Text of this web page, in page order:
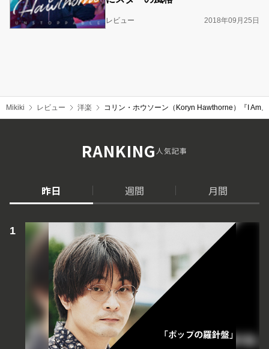
レビュー 2018年09月25日
Mikiki レビュー 洋楽 コリン・ホウソーン（Koryn Hawthorne）『I Am
RANKING人気記事
昨日 週間 月間